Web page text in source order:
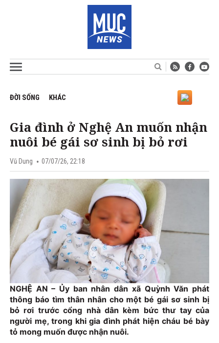
ĐỜI SỐNG KHÁC
Gia đình ở Nghệ An muốn nhận
nuôi bé gái sơ sinh bị bỏ rơi
Vũ Dung 07/07/26, 22:18
NGHỆ AN – Ủy ban nhân dân xã Quỳnh Văn phát
thông báo tìm thân nhân cho một bé gái sơ sinh bị
bỏ rơi trước cổng nhà dân kèm bức thư tay của
người mẹ, trong khi gia đình phát hiện cháu bé bày
tỏ mong muốn được nhận nuôi.